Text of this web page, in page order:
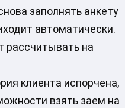
заполнять анкету
автоматически.
рассчитывать на
клиента испорчена,
взять заем на